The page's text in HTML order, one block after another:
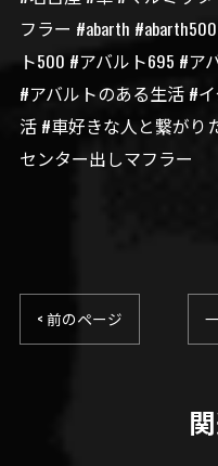
フラー #abarth
ト500 #アバルト695 #
#アバルトのある生活 #
活 #車好きな人と繋がり
センター出しマフラー
< 前のページ